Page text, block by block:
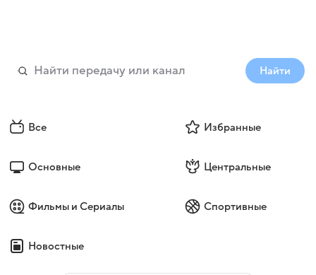
Найти
Все Избранные
Основные Центральные
Фильмы и Сериалы Спортивные
Новостные